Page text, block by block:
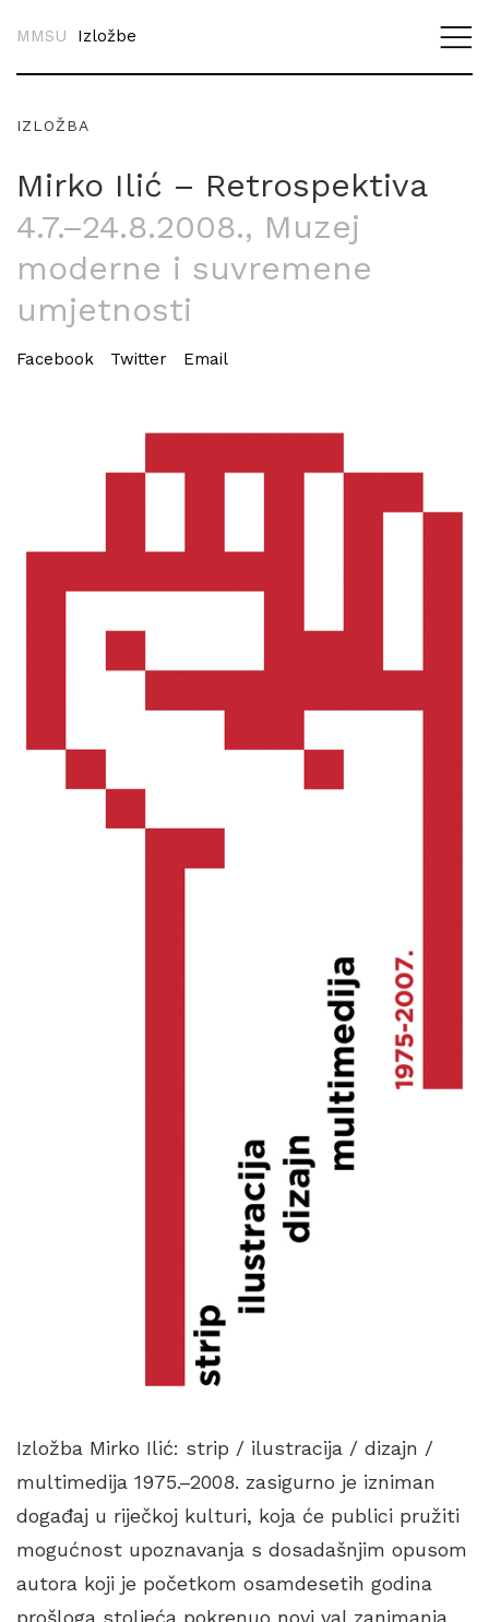
MMSU Izložbe
IZLOŽBA
Mirko Ilić – Retrospektiva
4.7.–24.8.2008., Muzej
moderne i suvremene
umjetnosti
Facebook Twitter Email
Izložba Mirko Ilić: strip / ilustracija / dizajn /
multimedija 1975.–2008. zasigurno je izniman
događaj u riječkoj kulturi, koja će publici pružiti
mogućnost upoznavanja s dosadašnjim opusom
autora koji je početkom osamdesetih godina
prošloga stoljeća pokrenuo novi val zanimanja